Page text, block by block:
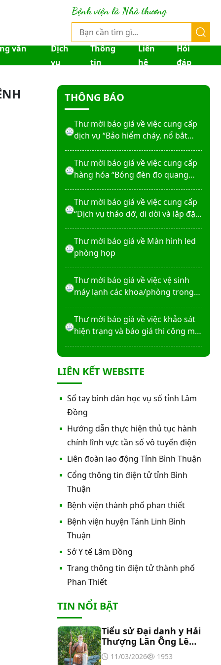
Bệnh viện là Nhà thương
văn
Dịch
vụ
Thông
tin
Liên
hệ
Hỏi
đáp
THÔNG BÁO
Thư mời báo giá về việc sửa chữa
nhà bảo vệ và cổng số 2
Thư mời báo giá sửa chữa máy
nước nóng tấm phẵng
Thư mời báo giá về việc In bìa hồ
sơ bệnh án, Sổ y bạ năm 2026
Thư mời báo giá về việc cung cấp
dịch vụ “Bảo hiểm cháy, nổ bắt
Thư mời báo giá về việc cung cấp
hàng hóa “Bóng đèn đo quang
Erba XL-200 (LAMP-ASSY)
Thư mời báo giá về việc cung cấp
“Dịch vụ tháo dỡ, di dời và lắp đặt
thuật số”
Thư mời báo giá về Màn hình led
phòng họp
Thư mời báo giá về việc vệ sinh
máy lạnh các khoa/phòng trong
Thư mời báo giá về việc khảo sát
hiện trạng và báo giá thi công mái
thiện của Bệnh viện
Thư mời báo giá về việc mời báo
giá thiết bị
Thư mời báo giá về việc sửa chữa
nhà bảo vệ và cổng số 2
Thư mời báo giá sửa chữa máy
nước nóng tấm phẵng
Thư mời báo giá về việc In bìa hồ
sơ bệnh án, Sổ y bạ năm 2026
dịch vụ “Bảo hiểm cháy, nổ bắt
buộc năm 2026"
Thư mời báo giá về việc cung cấp
hàng hóa “Bóng đèn đo quang
phổ máy xét nghiệm sinh hóa
“Dịch vụ tháo dỡ, di dời và lắp đặt
máy X-Quang thường quy và kỹ
thuật số”
Thư mời báo giá về Màn hình led
phòng họp
LIÊN KẾT WEBSITE
Sổ tay bình dân học vụ số tỉnh Lâm
Đồng
Hướng dẫn thực hiện thủ tục hành
chính lĩnh vực tần số vô tuyến điện
Liên đoàn lao động Tỉnh Bình Thuận
Cổng thông tin điện tử tỉnh Bình
Thuận
Bệnh viện thành phố phan thiết
Bệnh viện huyện Tánh Linh Bình
Thuận
Sở Y tế Lâm Đồng
Trang thông tin điện tử thành phố
Phan Thiết
TIN NỔI BẬT
Tiểu sử Đại danh y Hải
Thượng Lãn Ông Lê
Hữu Trác
11/03/2026 1953